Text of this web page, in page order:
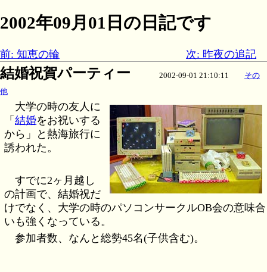
2002年09月01日の日記です
前: 知恵の輪 次: 昨夜の追記
結婚祝賀パーティー 2002-09-01 21:10:11 その
他
大学の時の友人に
「結婚をお祝いする
から」と熱海旅行に
誘われた。
すでに2ヶ月越し
の計画で、結婚祝だ
けでなく、大学の時のパソコンサークルOB会の意味合
いも強くなっている。
参加者数、なんと総勢45名(子供含む)。